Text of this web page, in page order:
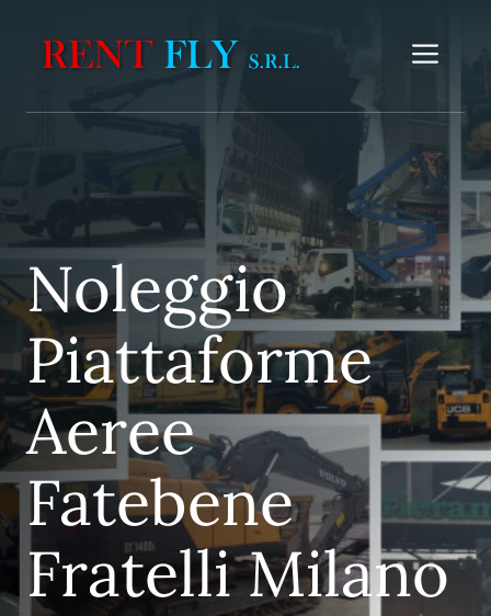
contenuto
Noleggio
Piattaforme
Aeree
Fatebene
Fratelli Milano